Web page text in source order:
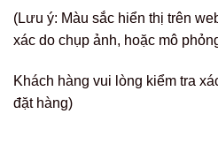
(Lưu ý: Màu sắc hiển thị trên
xác do chụp ảnh, hoặc mô
Khách hàng vui lòng kiểm tra
đặt hàng)